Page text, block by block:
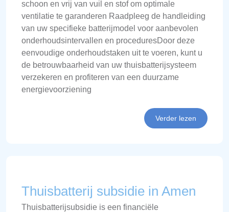
schoon en vrij van vuil en stof om optimale
ventilatie te garanderen Raadpleeg de handleiding
van uw specifieke batterijmodel voor aanbevolen
onderhoudsintervallen en proceduresDoor deze
eenvoudige onderhoudstaken uit te voeren, kunt u
de betrouwbaarheid van uw thuisbatterijsysteem
verzekeren en profiteren van een duurzame
energievoorziening
Verder lezen
Thuisbatterij subsidie in Amen
Thuisbatterijsubsidie is een financiële